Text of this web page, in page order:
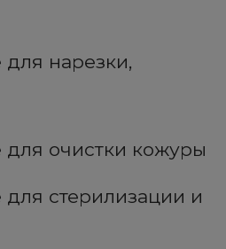
нарезки,
очистки кожуры
стерилизации и